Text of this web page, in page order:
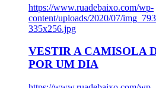
https://www.ruadebaixo.com/wp-
content/uploads/2020/07/
335x256.jpg
VESTIR A CAMISOLA
POR UM DIA